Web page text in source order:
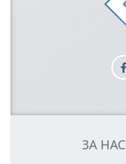
ЗА НАС